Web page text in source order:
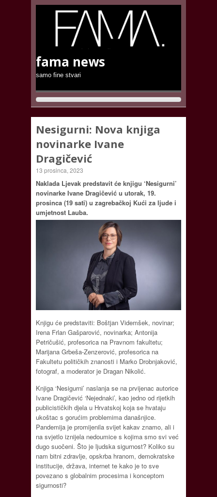
fama news
samo fine stvari
Nesigurni: Nova knjiga
novinarke Ivane
Dragičević
13 prosinca, 2023
Naklada Ljevak predstavit će knjigu ‘Nesigurni’
novinarke Ivane Dragičević u utorak, 19.
prosinca (19 sati) u zagrebačkoj Kući za ljude i
umjetnost Lauba.
Knjigu će predstaviti: Boštjan Videmšek, novinar;
Irena Frlan Gašparović, novinarka; Antonija
Petričušić, profesorica na Pravnom fakultetu;
Marijana Grbeša-Zenzerović, profesorica na
Fakultetu političkih znanosti i Marko Drobnjaković,
fotograf, a moderator je Dragan Nikolić.
Knjiga ‘Nesigurni’ naslanja se na prvijenac autorice
Ivane Dragičević ‘Nejednaki’, kao jedno od rijetkih
publicističkih djela u Hrvatskoj koja se hvataju
ukoštac s gorućim problemima današnjice.
Pandemija je promijenila svijet kakav znamo, ali i
na svjetlo iznijela nedoumice s kojima smo svi već
dugo suočeni. Što je ljudska sigurnost? Koliko su
nam bitni zdravlje, opskrba hranom, demokratske
institucije, država, internet te kako je to sve
povezano s globalnim procesima i konceptom
sigurnosti?